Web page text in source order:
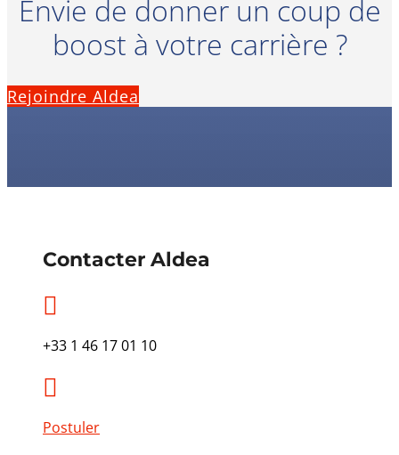
Envie de donner un coup de
boost à votre carrière ?
Rejoindre Aldea
Contacter Aldea

+33 1 46 17 01 10

Postuler